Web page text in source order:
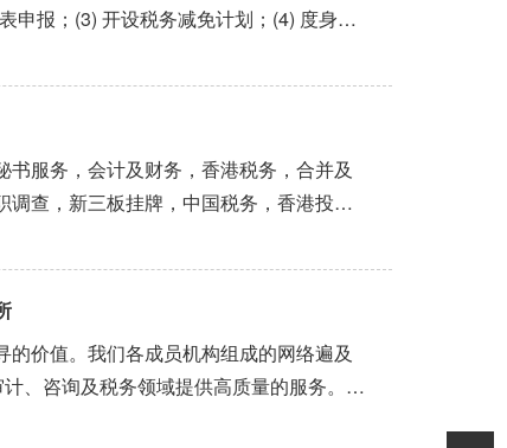
申报；(3) 开设税务减免计划；(4) 度身定
服务，会计及财务，香港税务，合并及
查，新三板挂牌，中国税务，香港投资
价值。我们各成员机构组成的网络遍及
、咨询及税务领域提供高质量的服务。自